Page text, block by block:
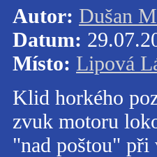
Autor: Dušan
Datum:
Místo: Lipová
Klid horkého
zvuk motoru
"nad poštou" při